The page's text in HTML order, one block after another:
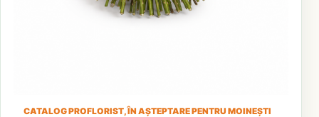
CATALOG PROFLORIST, ÎN AȘTEPTARE PENTRU MOINEȘTI